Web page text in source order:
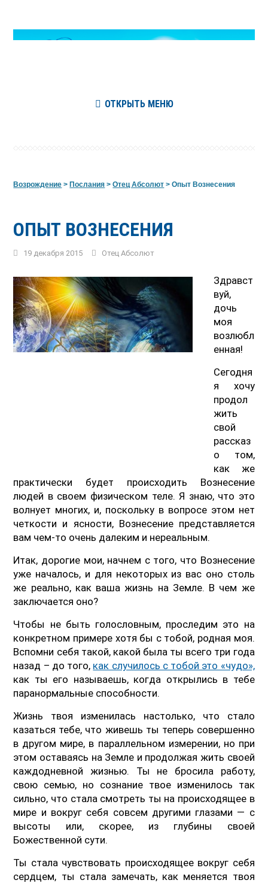
ОТКРЫТЬ МЕНЮ
Возрождение >Послания >Отец Абсолют >Опыт Вознесения
ОПЫТ ВОЗНЕСЕНИЯ
19 декабря 2015 Отец Абсолют
Здравст
вуй,
дочь
моя
возлюбл
енная!
Сегодня
я хочу
продол
жить
свой
рассказ
о том,
как же
практически будет происходить Вознесение
людей в своем физическом теле. Я знаю, что это
волнует многих, и, поскольку в вопросе этом нет
четкости и ясности, Вознесение представляется
вам чем-то очень далеким и нереальным.
Итак, дорогие мои, начнем с того, что Вознесение
уже началось, и для некоторых из вас оно столь
же реально, как ваша жизнь на Земле. В чем же
заключается оно?
Чтобы не быть голословным, проследим это на
конкретном примере хотя бы с тобой, родная моя.
Вспомни себя такой, какой была ты всего три года
назад – до того, как случилось с тобой это «чудо»,
как ты его называешь, когда открылись в тебе
паранормальные способности.
Жизнь твоя изменилась настолько, что стало
казаться тебе, что живешь ты теперь совершенно
в другом мире, в параллельном измерении, но при
этом оставаясь на Земле и продолжая жить своей
каждодневной жизнью. Ты не бросила работу,
свою семью, но сознание твое изменилось так
сильно, что стала смотреть ты на происходящее в
мире и вокруг себя совсем другими глазами — с
высоты или, скорее, из глубины своей
Божественной сути.
Ты стала чувствовать происходящее вокруг себя
сердцем, ты стала замечать, как меняется твоя